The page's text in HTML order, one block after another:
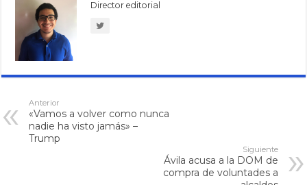
Director editorial
Anterior
«Vamos a volver como nunca
nadie ha visto jamás» –
Trump
Siguiente
Ávila acusa a la DOM de
compra de voluntades a